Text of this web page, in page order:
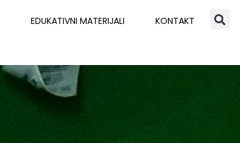
EDUKATIVNI MATERIJALI KONTAKT